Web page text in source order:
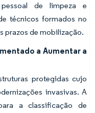
de limpeza e
técnicos formados no
prazos de mobilização.
a Aumentar a
protegidas cujo
invasivas. A
a classificação de